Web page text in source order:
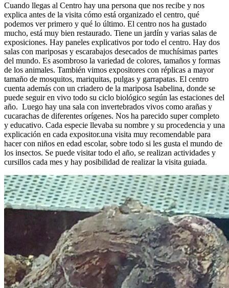
Cuando llegas al Centro hay una persona que nos recibe y nos
explica antes de la visita cómo está organizado el centro, qué
podemos ver primero y qué lo último. El centro nos ha gustado
mucho, está muy bien restaurado. Tiene un jardín y varias salas de
exposiciones. Hay paneles explicativos por todo el centro. Hay dos
salas con mariposas y escarabajos desecados de muchísimas partes
del mundo. Es asombroso la variedad de colores, tamaños y formas
de los animales. También vimos expositores con réplicas a mayor
tamaño de mosquitos, mariquitas, pulgas y garrapatas. El centro
cuenta además con un criadero de la mariposa Isabelina, donde se
puede seguir en vivo todo su ciclo biológico según las estaciones del
año. Luego hay una sala con invertebrados vivos como arañas y
cucarachas de diferentes orígenes. Nos ha parecido super completo
y educativo. Cada especie llevaba su nombre y su procedencia y una
explicación en cada expositor.una visita muy recomendable para
hacer con niños en edad escolar, sobre todo si les gusta el mundo de
los insectos. Se puede visitar todo el año, se realizan actividades y
cursillos cada mes y hay posibilidad de realizar la visita guiada.